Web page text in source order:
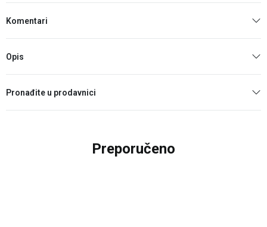
Komentari
Opis
Pronađite u prodavnici
Preporučeno